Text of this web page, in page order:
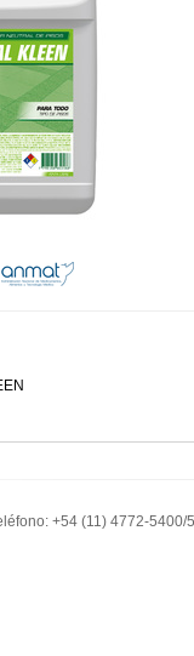
+54 (11) 4772-